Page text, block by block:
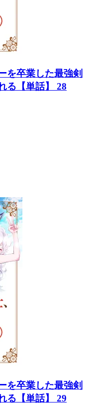
を卒業した最強剣
る【単話】 28
を卒業した最強剣
る【単話】 29